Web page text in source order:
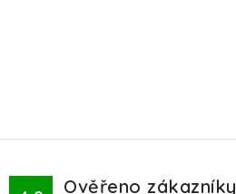
Ověřeno zákazníky